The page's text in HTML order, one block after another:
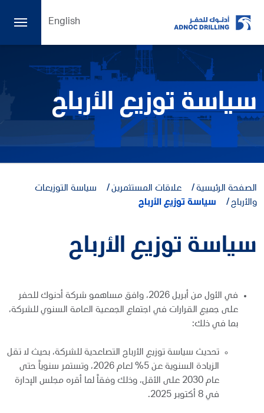
English
سياسة توزيع الأرباح
الصفحة الرئيسية علاقات المستثمرين
سياسة التوزيعات
والأرباح
سياسة توزيع الأرباح
سياسة توزيع الأرباح
في الأول من أبريل 2026، وافق مساهمو شركة أدنوك للحفر
على جميع القرارات في اجتماع الجمعية العامة السنوي للشركة،
بما في ذلك:
تحديث سياسة توزيع الأرباح التصاعدية للشركة، بحيث لا تقل
الزيادة السنوية عن 5% لعام 2026، وتستمر سنوياً حتى
عام 2030 على الأقل، وذلك وفقاً لما أقره مجلس الإدارة
في 8 أكتوبر 2025.